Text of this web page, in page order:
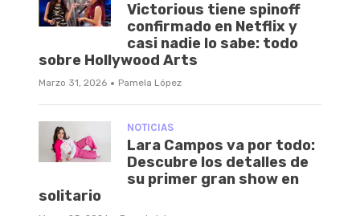
Victorious tiene spinoff
confirmado en Netflix y
casi nadie lo sabe: todo
sobre Hollywood Arts
Marzo 31, 2026 · Pamela López
NOTICIAS
Lara Campos va por todo:
Descubre los detalles de
su primer gran show en
solitario